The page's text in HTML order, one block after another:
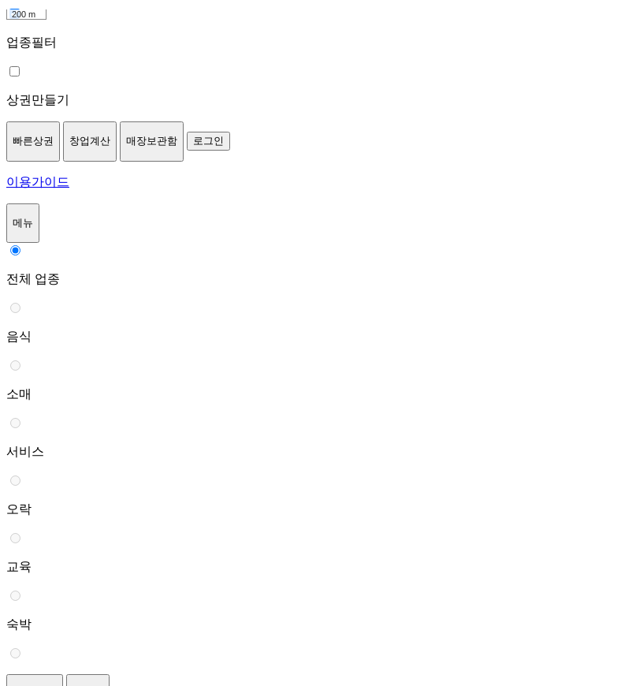
200 m
업종필터
상권만들기
빠른상권 창업계산 매장보관함 로그인
이용가이드
메뉴
전체 업종
음식
소매
서비스
오락
교육
숙박